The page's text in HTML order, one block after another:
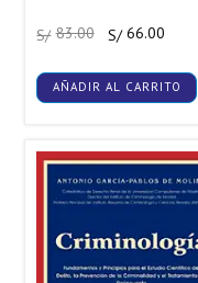
S/ 83.00 S/ 66.00
AÑADIR AL CARRITO